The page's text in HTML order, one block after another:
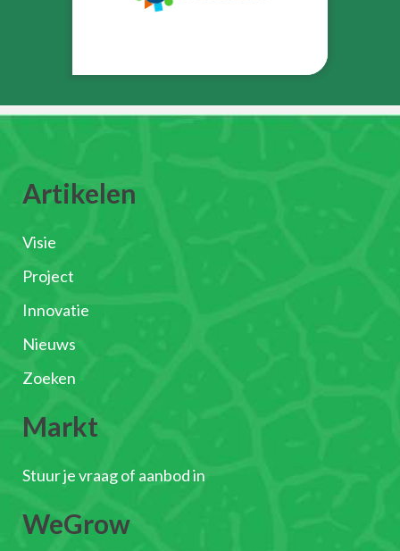
Artikelen
Visie
Project
Innovatie
Nieuws
Zoeken
Markt
Stuur je vraag of aanbod in
WeGrow